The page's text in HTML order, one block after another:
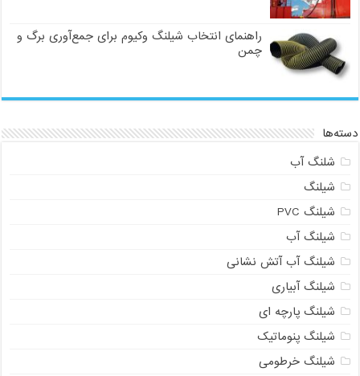
راهنمای انتخاب شیلنگ وکیوم برای جمع‌آوری برگ و
چمن
دسته‌ها
شلنگ آب
شیلنگ
شیلنگ PVC
شیلنگ آب
شیلنگ آب آتش نشانی
شیلنگ آبیاری
شیلنگ پارچه ای
شیلنگ پنوماتیک
شیلنگ خرطومی